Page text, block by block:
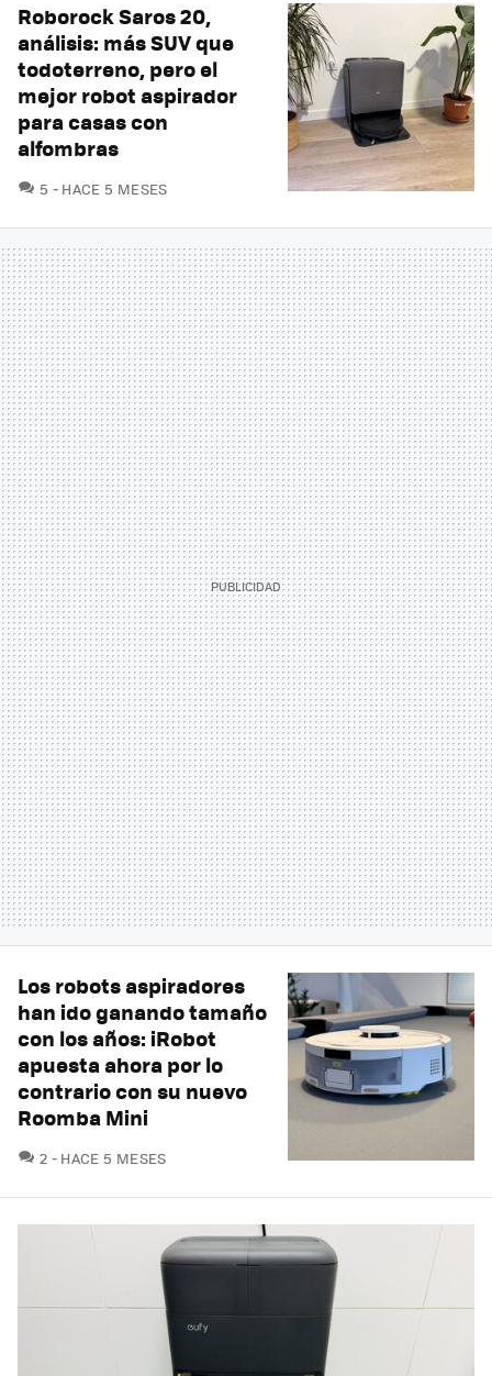
Roborock Saros 20,
análisis: más SUV que
todoterreno, pero el
mejor robot aspirador
para casas con
alfombras
5 COMENTARIOS
HACE 5 MESES
Los robots aspiradores
han ido ganando tamaño
con los años: iRobot
apuesta ahora por lo
contrario con su nuevo
Roomba Mini
2 COMENTARIOS
HACE 5 MESES